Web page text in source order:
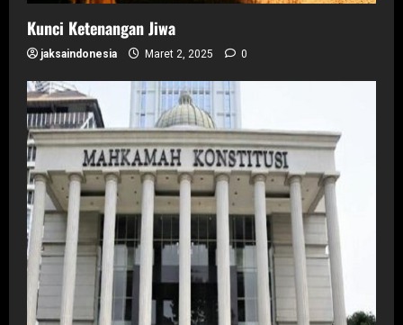
Kunci Ketenangan Jiwa
jaksaindonesia Maret 2, 2025 0